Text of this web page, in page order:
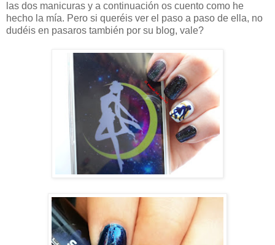
las dos manicuras y a continuación os cuento como he
hecho la mía. Pero si queréis ver el paso a paso de ella, no
dudéis en pasaros también por su blog, vale?